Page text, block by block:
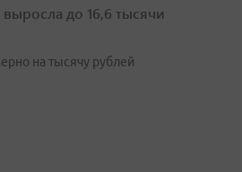
до 16,6 тысячи
на тысячу рублей